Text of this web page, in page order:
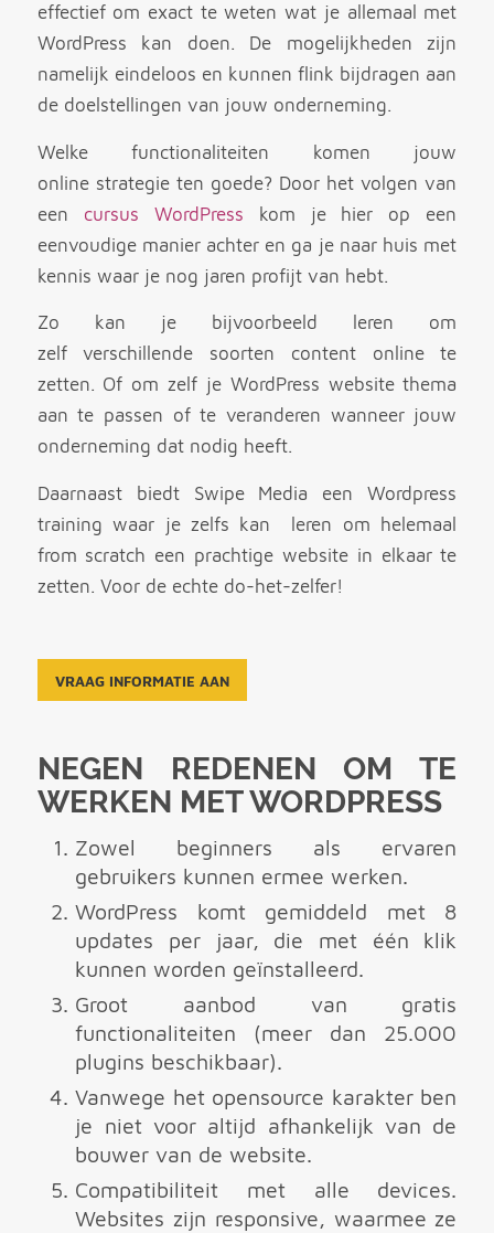
effectief om exact te weten wat je allemaal met
WordPress kan doen. De mogelijkheden zijn
namelijk eindeloos en kunnen flink bijdragen aan
de doelstellingen van jouw onderneming.
Welke functionaliteiten komen jouw
online strategie ten goede? Door het volgen van
een cursus WordPress kom je hier op een
eenvoudige manier achter en ga je naar huis met
kennis waar je nog jaren profijt van hebt.
Zo kan je bijvoorbeeld leren om
zelf verschillende soorten content online te
zetten. Of om zelf je WordPress website thema
aan te passen of te veranderen wanneer jouw
onderneming dat nodig heeft.
Daarnaast biedt Swipe Media een Wordpress
training waar je zelfs kan leren om helemaal
from scratch een prachtige website in elkaar te
zetten. Voor de echte do-het­-zelfer!
VRAAG INFORMATIE AAN
NEGEN REDENEN OM TE
WERKEN MET WORDPRESS
Zowel beginners als ervaren
gebruikers kunnen ermee werken.
WordPress komt gemiddeld met 8
updates per jaar, die met één klik
kunnen worden geïnstalleerd.
Groot aanbod van gratis
functionaliteiten (meer dan 25.000
plug­ins beschikbaar).
Vanwege het open­source karakter ben
je niet voor altijd afhankelijk van de
bouwer van de website.
Compatibiliteit met alle devices.
Websites zijn responsive, waarmee ze